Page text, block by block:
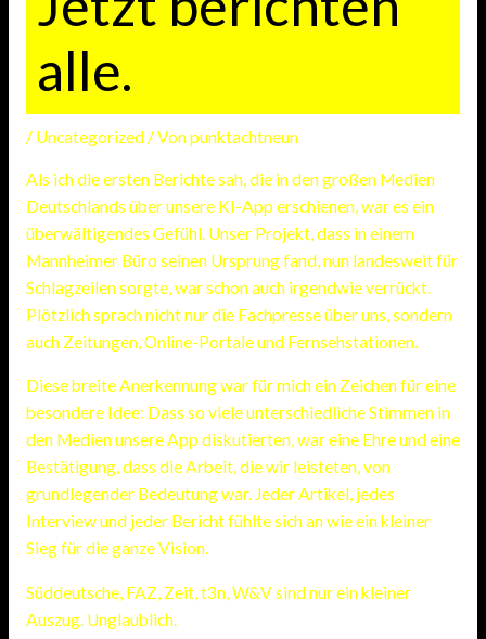
alle.
/ Uncategorized/ Vonpunktachtneun
Als ich die ersten Berichte sah, die in den großen Medien
Deutschlands über unsere KI-App erschienen, war es ein
überwältigendes Gefühl. Unser Projekt, dass in einem
Mannheimer Büro seinen Ursprung fand, nun landesweit für
Schlagzeilen sorgte, war schon auch irgendwie verrückt.
Plötzlich sprach nicht nur die Fachpresse über uns, sondern
auch Zeitungen, Online-Portale und Fernsehstationen.
Diese breite Anerkennung war für mich ein Zeichen für eine
besondere Idee: Dass so viele unterschiedliche Stimmen in
den Medien unsere App diskutierten, war eine Ehre und eine
Bestätigung, dass die Arbeit, die wir leisteten, von
grundlegender Bedeutung war. Jeder Artikel, jedes
Interview und jeder Bericht fühlte sich an wie ein kleiner
Sieg für die ganze Vision.
Süddeutsche, FAZ, Zeit, t3n, W&V sind nur ein kleiner
Auszug. Unglaublich.